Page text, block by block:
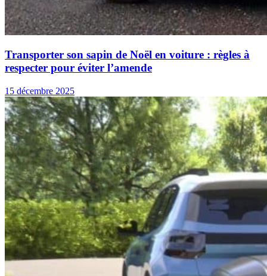
Transporter son sapin de Noël en voiture : règles à
respecter pour éviter l’amende
15 décembre 2025